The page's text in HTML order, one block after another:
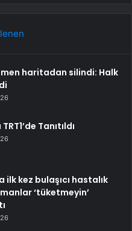
haritadan silindi: Halk
Tanıtıldı
ilk kez bulaşıcı hastalık
‘tüketmeyin’